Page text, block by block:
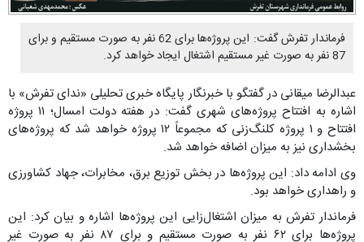
فرماندار تفرش گفت: این پروژه‌ها برای 62 نفر به صورت مستقیم و برای
87 نفر به صورت غیر مستقیم اشتغال ایجاد خواهد کرد.
عبدالرضا میقانی در گفتگو با خبرنگار پایگاه خبری تحلیلی «ندای تفرش» با
اشاره به افتتاح پروژه‌های شهری گفت: در هفته دولت امسال؛ ۱۱ پروژه
افتتاح و ۱ پروژه کلنگ‌زنی که مجموعاً ۱۲ پروژه خواهد شد که پروژه‌های
بخشداری نیز به میزان اضافه خواهد شد.
وی ادامه داد: این پروژه‌ها در بخش توزیع برق، مخابرات، جهاد کشاورزی
و راهداری خواهد بود.
فرماندار تفرش به میزان اشتغال‌زایی این پروژه‌ها اشاره و بیان کرد: این
پروژه‌ها برای ۶۲ نفر به صورت مستقیم و برای ۸۷ نفر به صورت غیر